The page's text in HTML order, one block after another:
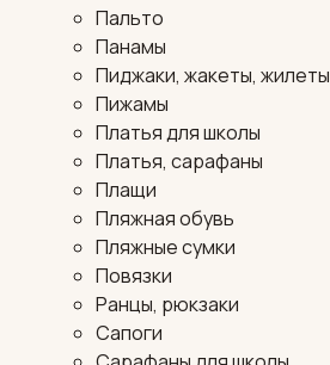
Пальто
Панамы
Пиджаки, жакеты, жилеты
Пижамы
Платья для школы
Платья, сарафаны
Плащи
Пляжная обувь
Пляжные сумки
Повязки
Ранцы, рюкзаки
Сапоги